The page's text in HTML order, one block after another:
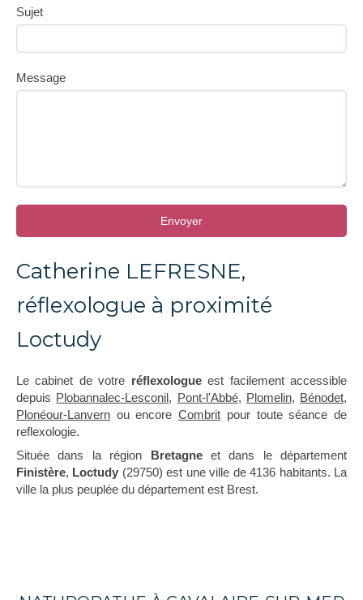
Sujet
Message
Envoyer
Catherine LEFRESNE,
réflexologue à proximité
Loctudy
Le cabinet de votre réflexologueest facilement accessible
depuis Plobannalec-Lesconil, Pont-l'Abbé, Plomelin, Bénodet,
Plonéour-Lanvern ou encoreCombrit pour toute séance de
reflexologie.
Située dans la région Bretagneet dans le département
Finistère, Loctudy (29750) est une ville de 4136 habitants. La
ville la plus peuplée du département est Brest.